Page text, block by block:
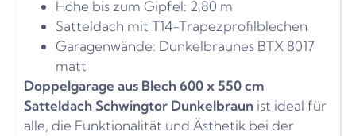
Höhe bis zum Gipfel: 2,80 m
Satteldach mit T14-Trapezprofilblechen
Garagenwände: Dunkelbraunes BTX 8017
matt
Doppelgarage aus Blech 600 x 550 cm
Satteldach Schwingtor Dunkelbraun ist ideal für
alle, die Funktionalität und Ästhetik bei der